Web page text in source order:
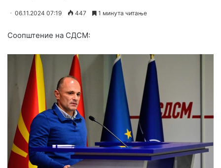
06.11.2024 07:19 447 1 минута читање
Соопштение на СДСМ: